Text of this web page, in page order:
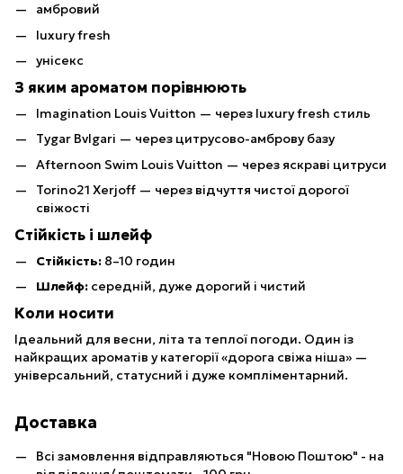
амбровий
luxury fresh
унісекс
З яким ароматом порівнюють
Imagination Louis Vuitton — через luxury fresh стиль
Tygar Bvlgari — через цитрусово-амброву базу
Afternoon Swim Louis Vuitton — через яскраві цитруси
Torino21 Xerjoff — через відчуття чистої дорогої
свіжості
Стійкість і шлейф
Стійкість: 8–10 годин
Шлейф: середній, дуже дорогий і чистий
Коли носити
Ідеальний для весни, літа та теплої погоди. Один із
найкращих ароматів у категорії «дорога свіжа ніша» —
універсальний, статусний і дуже компліментарний.
Доставка
Всі замовлення відправляються "Новою Поштою" - на